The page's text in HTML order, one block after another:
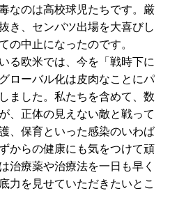
なのは高校球児たちです。厳
き、センバツ出場を大喜びし
の中止になったのです。
る欧米では、今を「戦時下に
ローバル化は皮肉なことにパ
ました。私たちを含めて、数
、正体の見えない敵と戦って
、保育といった感染のいわば
からの健康にも気をつけて頑
治療薬や治療法を一日も早く
力を見せていただきたいとこ